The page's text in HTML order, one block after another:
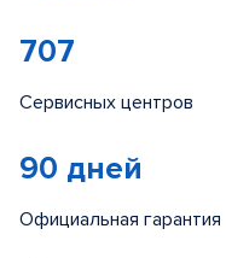
707
Сервисных центров
90 дней
Официальная гарантия